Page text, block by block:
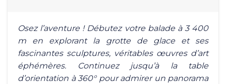
Osez l’aventure ! Débutez votre balade à 3 400
m en explorant la grotte de glace et ses
fascinantes sculptures, véritables œuvres d’art
éphémères. Continuez jusqu’à la table
d’orientation à 360° pour admirer un panorama